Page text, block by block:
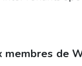
membres de